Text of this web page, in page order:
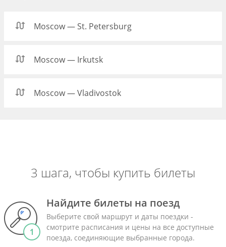
Moscow — St. Petersburg
Moscow — Irkutsk
Moscow — Vladivostok
3 шага, чтобы купить билеты
Найдите билеты на поезд
Выберите свой маршрут и даты поездки -
смотрите расписания и цены на все доступные
поезда, соединяющие выбранные города.